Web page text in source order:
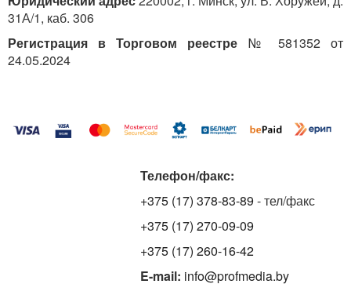
31А/1, каб. 306
Регистрация в Торговом реестре № 581352 от
24.05.2024
Телефон/факс:
+375 (17) 378-83-89 - тел/факс
+375 (17) 270-09-09
+375 (17) 260-16-42
E-mail: info@profmedia.by